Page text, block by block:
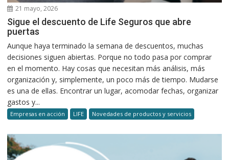
21 mayo, 2026
Sigue el descuento de Life Seguros que abre
puertas
Aunque haya terminado la semana de descuentos, muchas
decisiones siguen abiertas. Porque no todo pasa por comprar
en el momento. Hay cosas que necesitan más análisis, más
organización y, simplemente, un poco más de tiempo. Mudarse
es una de ellas. Encontrar un lugar, acomodar fechas, organizar
gastos y...
Empresas en acción LIFE Novedades de productos y servicios